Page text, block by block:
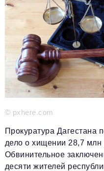
Управление
Красота и здоровье
Энергетика
Недвижимость
Мнение
Промышленность
© pxhere.com
Прокуратура Дагестана
дело о хищении 28,7 млн
Обвинительное
десяти жителей